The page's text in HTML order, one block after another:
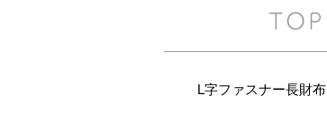
L字ファスナー長財布